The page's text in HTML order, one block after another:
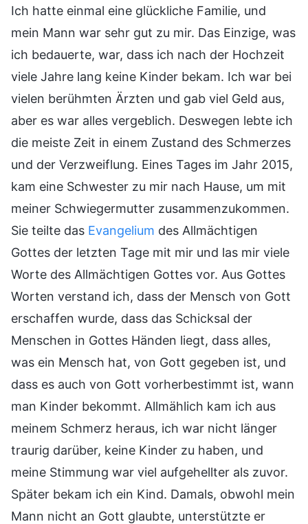
Ich hatte einmal eine glückliche Familie, und
mein Mann war sehr gut zu mir. Das Einzige, was
ich bedauerte, war, dass ich nach der Hochzeit
viele Jahre lang keine Kinder bekam. Ich war bei
vielen berühmten Ärzten und gab viel Geld aus,
aber es war alles vergeblich. Deswegen lebte ich
die meiste Zeit in einem Zustand des Schmerzes
und der Verzweiflung. Eines Tages im Jahr 2015,
kam eine Schwester zu mir nach Hause, um mit
meiner Schwiegermutter zusammenzukommen.
Sie teilte das Evangelium des Allmächtigen
Gottes der letzten Tage mit mir und las mir viele
Worte des Allmächtigen Gottes vor. Aus Gottes
Worten verstand ich, dass der Mensch von Gott
erschaffen wurde, dass das Schicksal der
Menschen in Gottes Händen liegt, dass alles,
was ein Mensch hat, von Gott gegeben ist, und
dass es auch von Gott vorherbestimmt ist, wann
man Kinder bekommt. Allmählich kam ich aus
meinem Schmerz heraus, ich war nicht länger
traurig darüber, keine Kinder zu haben, und
meine Stimmung war viel aufgehellter als zuvor.
Später bekam ich ein Kind. Damals, obwohl mein
Mann nicht an Gott glaubte, unterstützte er